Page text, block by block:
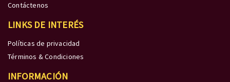
Contáctenos
LINKS DE INTERÉS
Políticas de privacidad
Términos & Condiciones
INFORMACIÓN